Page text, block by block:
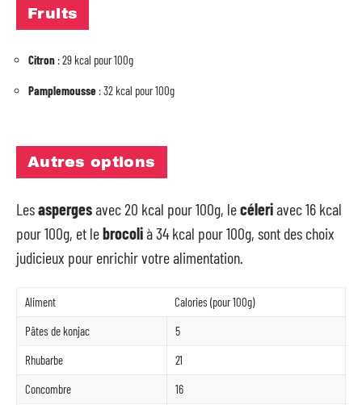
Fruits
Citron : 29 kcal pour 100g
Pamplemousse : 32 kcal pour 100g
Autres options
Lesaspergesavec 20 kcal pour 100g, lecéleriavec 16 kcal
pour 100g, et lebrocolià 34 kcal pour 100g, sont des choix
judicieux pour enrichir votre alimentation.
Aliment
Calories (pour 100g)
Pâtes de konjac
5
Rhubarbe
21
Concombre
16